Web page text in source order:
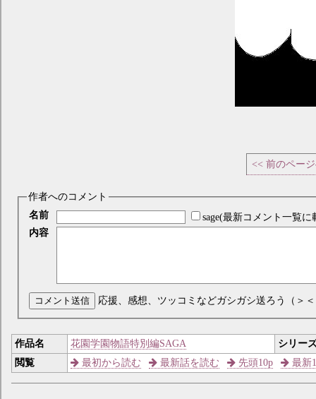
<< 前のペー
作者へのコメント
名前
sage(最新コメント一覧に
内容
コメント送信 応援、感想、ツッコミなどガシガシ送ろう（＞
作品名 花園学園物語特別編SAGA
シリー
閲覧
最初から読む 最新話を読む 先頭10p 最新